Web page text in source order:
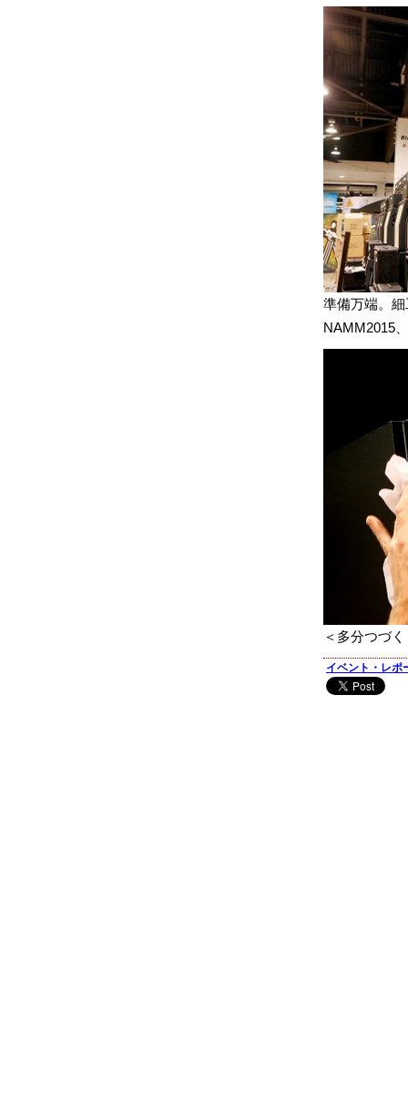
準備万端。
NAMM2015
＜多分つづ
イベント・レポ